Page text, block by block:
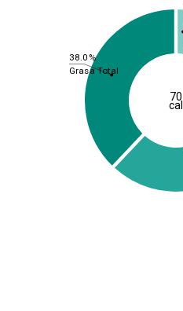
38.0%
Grasa Total
70
cal